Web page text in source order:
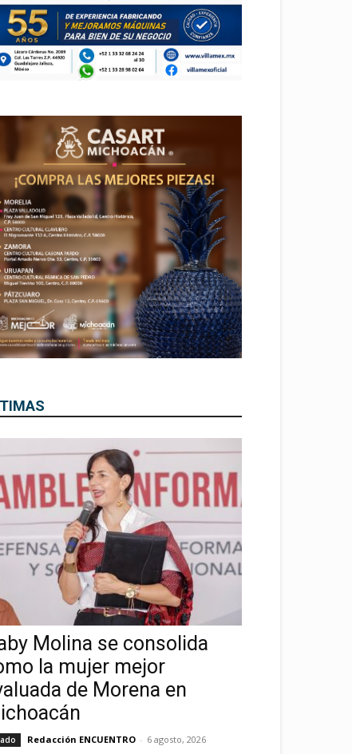
Molina se consolida
la mujer mejor
de Morena en
Redacción ENCUENTRO - 6 agosto, 2026